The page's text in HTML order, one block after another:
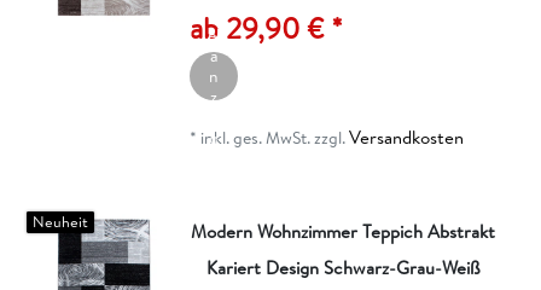
ab 29,90 € *
ik
el
a
n
z
g
* inkl. ges. MwSt.zzgl.Versandkosten
Neuheit
Modern Wohnzimmer Teppich Abstrakt
Kariert Design Schwarz-Grau-Weiß